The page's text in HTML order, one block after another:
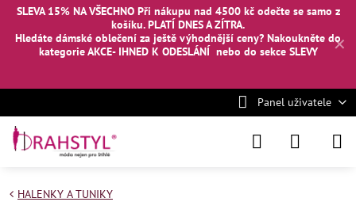
✕
SLEVA 15% NA VŠECHNO Při nákupu nad 4500 kč odečte se samo z
košíku. PLATÍ DNES A ZÍTRA.
Hledáte dámské oblečení za ještě výhodnější ceny? Nakoukněte do
kategorie AKCE- IHNED K ODESLÁNÍ nebo do sekce SLEVY
Panel uživatele
HALENKY A TUNIKY